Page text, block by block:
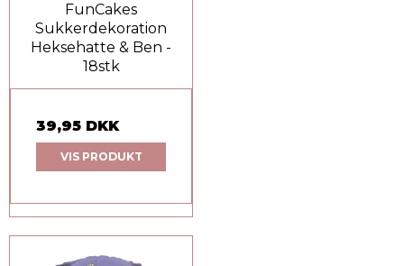
FunCakes
Sukkerdekoration
Heksehatte & Ben -
18stk
39,95 DKK
VIS PRODUKT